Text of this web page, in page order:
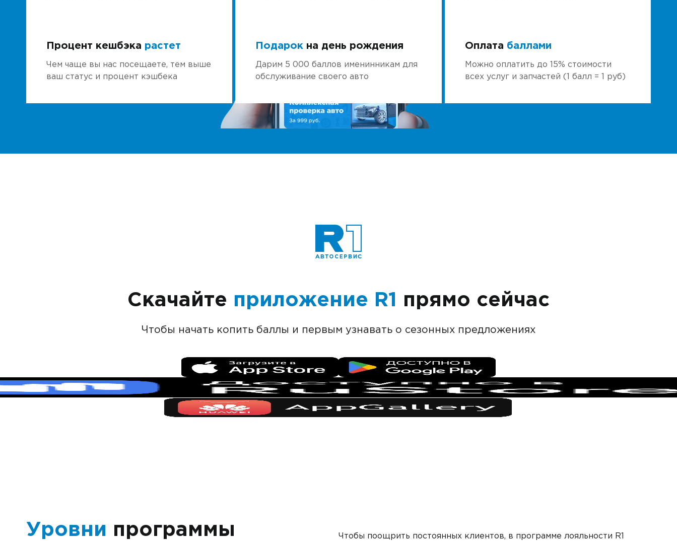
Процент кешбэка растет
Чем чаще вы нас посещаете, тем выше
ваш статус и процент кэшбека
Подарок на день рождения
Дарим 5 000 баллов именинникам для
обслуживание своего авто
Оплата баллами
Можно оплатить до 15% стоимости
всех услуг и запчастей (1 балл = 1 руб)
Скачайте приложение R1 прямо сейчас
Чтобы начать копить баллы и первым узнавать о сезонных предложениях
Уровни программы
Чтобы поощрить постоянных клиентов, в программе лояльности R1